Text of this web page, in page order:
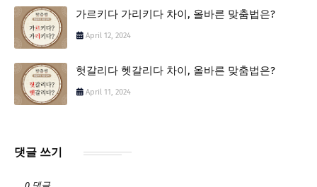
가르키다 가리키다 차이, 올바른 맞춤법은?
April 12, 2024
헛갈리다 헷갈리다 차이, 올바른 맞춤법은?
April 11, 2024
댓글 쓰기